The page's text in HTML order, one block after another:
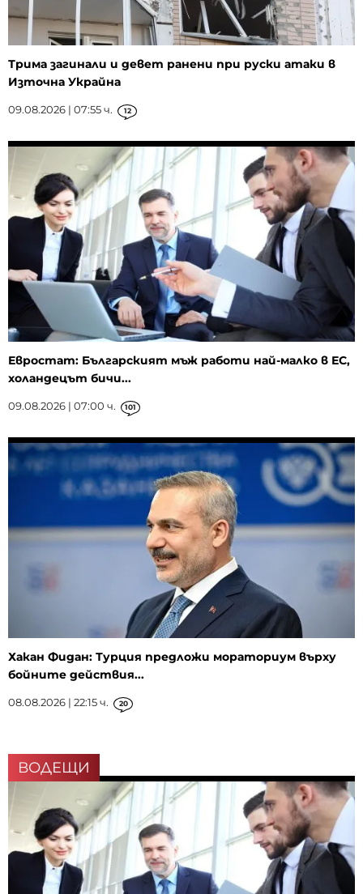
Трима загинали и девет ранени при руски атаки в
Източна Украйна
09.08.2026 | 07:55 ч. 12
Евростат: Българският мъж работи най-малко в ЕС,
холандецът бичи...
09.08.2026 | 07:00 ч. 101
Хакан Фидан: Турция предложи мораториум върху
бойните действия...
08.08.2026 | 22:15 ч. 20
ВОДЕЩИ